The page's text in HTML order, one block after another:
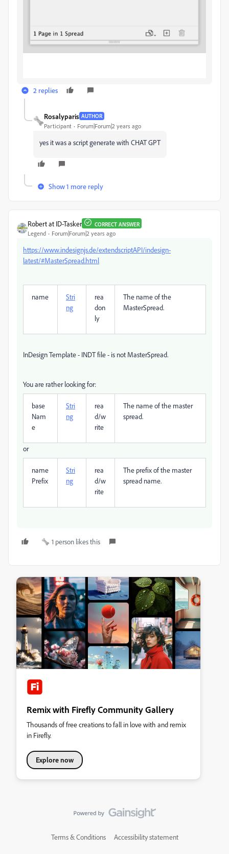
2 replies
Rosalyparis AUTHOR
Participant Forum|Forum|2 years ago
yes it was a script generate with CHAT GPT
Show 1 more reply
Robert at ID-Tasker CORRECT ANSWER
Legend Forum|Forum|2 years ago
https://www.indesignjs.de/extendscriptAPI/indesign-
latest/#MasterSpread.html
name
Stri
ng
rea
don
ly
The name of the
MasterSpread.
InDesign Template - INDT file - is not MasterSpread.
You are rather looking for:
base
Nam
e
Stri
ng
rea
d/w
rite
The name of the master
spread.
or
name
Prefix
Stri
ng
rea
d/w
rite
The prefix of the master
spread name.
1 person likes this
Remix with Firefly Community Gallery
Thousands of free creations to fall in love with and remix
in Firefly.
Explore now
Terms & Conditions Accessibility statement